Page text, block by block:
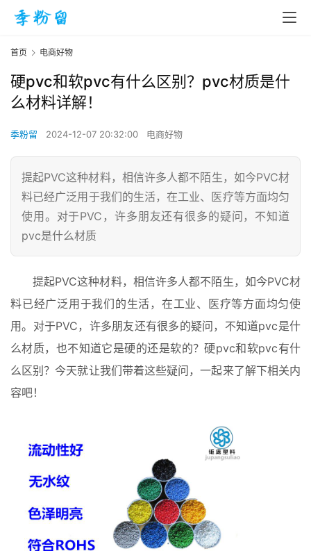
首页 电商好物
硬pvc和软pvc有什么区别？pvc材质是什
么材料详解！
季粉留 2024-12-07 20:32:00 电商好物
提起PVC这种材料，相信许多人都不陌生，如今PVC材
料已经广泛用于我们的生活，在工业、医疗等方面均匀
使用。对于PVC，许多朋友还有很多的疑问，不知道
pvc是什么材质
提起PVC这种材料，相信许多人都不陌生，如今PVC材
料已经广泛用于我们的生活，在工业、医疗等方面均匀使
用。对于PVC，许多朋友还有很多的疑问，不知道pvc是什
么材质，也不知道它是硬的还是软的？硬pvc和软pvc有什
么区别？今天就让我们带着这些疑问，一起来了解下相关内
容吧！